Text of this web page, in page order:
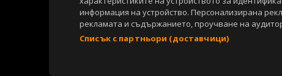
информация на устройство. Персонализирана
рекламата и съдържанието, проучване на
Списък с партньори (доставчици)